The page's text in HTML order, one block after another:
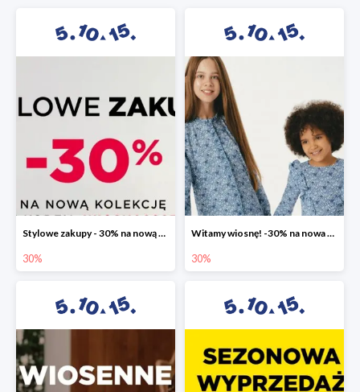
Stylowe zakupy - 30% na nową kolekcję
30%
Witamy wiosnę! -30% na nowa kolekcję
30%